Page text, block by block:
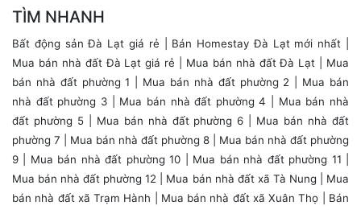
TÌM NHANH
Bất động sản Đà Lạt giá rẻ Bán Homestay Đà Lạt mới nhất
Mua bán nhà đất Đà Lạt giá rẻ
Mua bán nhà đất Đà Lạt
Mua
bán nhà đất phường 1
Mua bán nhà đất phường 2
Mua bán
nhà đất phường 3| Mua bán nhà đất phường 4
Mua bán nhà
đất phường 5| Mua bán nhà đất phường 6
Mua bán nhà đất
phường 7
Mua bán nhà đất phường 8
Mua bán nhà đất phường
9
Mua bán nhà đất phường 10 Mua bán nhà đất phường 11
Mua bán nhà đất phường 12 | Mua bán nhà đất xã Tà Nung | Mua
bán nhà đất xã Trạm Hành
Mua bán nhà đất xã Xuân Thọ
Bán